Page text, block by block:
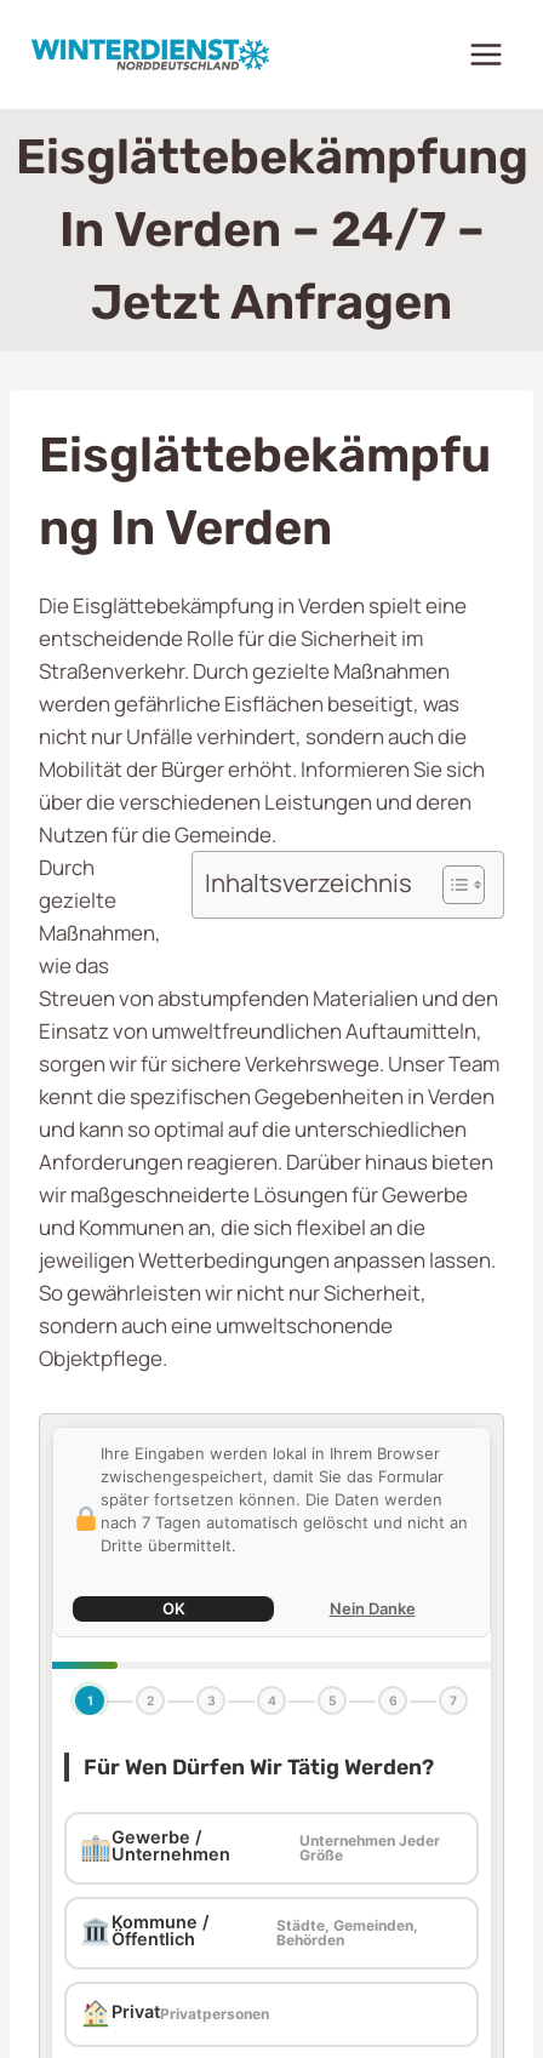
Inhalt
Eisglättebekämpfung
In Verden – 24/7 –
Jetzt Anfragen
Eisglättebekämpfu
Ng In Verden
Die Eisglättebekämpfung in Verden spielt eine
entscheidende Rolle für die Sicherheit im
Straßenverkehr. Durch gezielte Maßnahmen
werden gefährliche Eisflächen beseitigt, was
nicht nur Unfälle verhindert, sondern auch die
Mobilität der Bürger erhöht. Informieren Sie sich
über die verschiedenen Leistungen und deren
Nutzen für die Gemeinde.
Inhaltsverzeichnis
Durch
gezielte
Maßnahmen,
wie das
Streuen von abstumpfenden Materialien und den
Einsatz von umweltfreundlichen Auftaumitteln,
sorgen wir für sichere Verkehrswege. Unser Team
kennt die spezifischen Gegebenheiten in Verden
und kann so optimal auf die unterschiedlichen
Anforderungen reagieren. Darüber hinaus bieten
wir maßgeschneiderte Lösungen für Gewerbe
und Kommunen an, die sich flexibel an die
jeweiligen Wetterbedingungen anpassen lassen.
So gewährleisten wir nicht nur Sicherheit,
sondern auch eine umweltschonende
Objektpflege.
Ihre Eingaben werden lokal in Ihrem Browser
zwischengespeichert, damit Sie das Formular
später fortsetzen können. Die Daten werden
nach 7 Tagen automatisch gelöscht und nicht an
Dritte übermittelt.
OK Nein Danke
1 2 3 4 5 6 7
Für Wen Dürfen Wir Tätig Werden?
Gewerbe /
Unternehmen
Unternehmen Jeder
Größe
Kommune /
Öffentlich
Städte, Gemeinden,
Behörden
PrivatPrivatpersonen